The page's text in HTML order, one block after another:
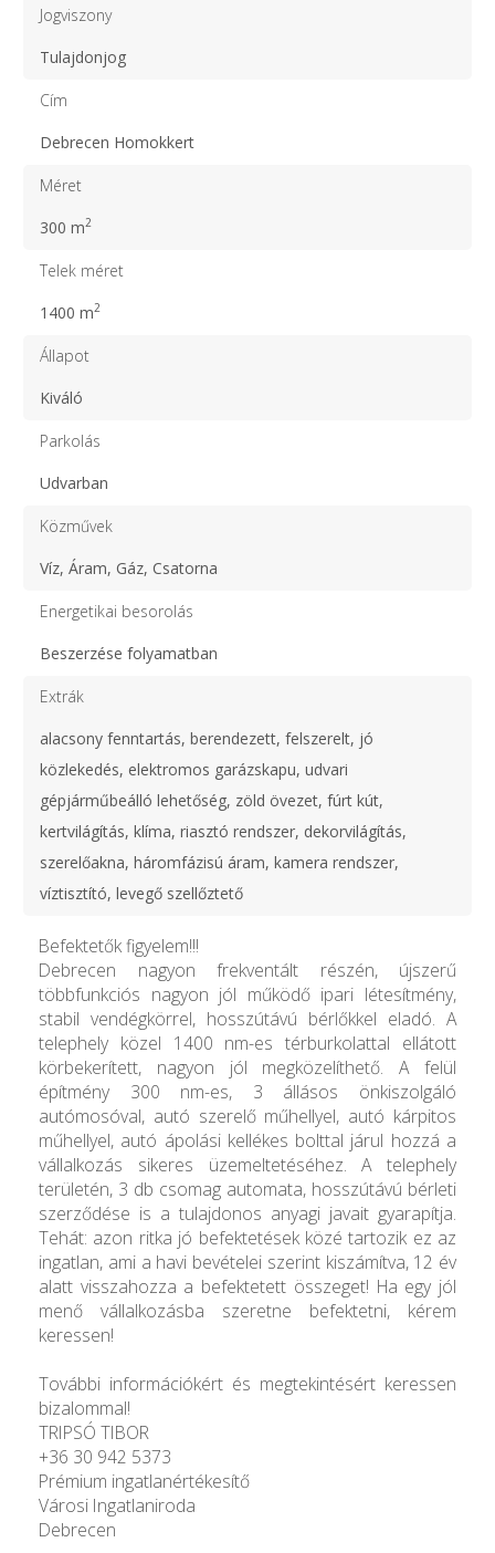
Jogviszony
Tulajdonjog
Cím
Debrecen Homokkert
Méret
300 m2
Telek méret
1400 m2
Állapot
Kiváló
Parkolás
Udvarban
Közművek
Víz, Áram, Gáz, Csatorna
Energetikai besorolás
Beszerzése folyamatban
Extrák
alacsony fenntartás, berendezett, felszerelt, jó
közlekedés, elektromos garázskapu, udvari
gépjárműbeálló lehetőség, zöld övezet, fúrt kút,
kertvilágítás, klíma, riasztó rendszer, dekorvilágítás,
szerelőakna, háromfázisú áram, kamera rendszer,
víztisztító, levegő szellőztető
Befektetők figyelem!!!
Debrecen nagyon frekventált részén, újszerű
többfunkciós nagyon jól működő ipari létesítmény,
stabil vendégkörrel, hosszútávú bérlőkkel eladó. A
telephely közel 1400 nm-es térburkolattal ellátott
körbekerített, nagyon jól megközelíthető. A felül
építmény 300 nm-es, 3 állásos önkiszolgáló
autómosóval, autó szerelő műhellyel, autó kárpitos
műhellyel, autó ápolási kellékes bolttal járul hozzá a
vállalkozás sikeres üzemeltetéséhez. A telephely
területén, 3 db csomag automata, hosszútávú bérleti
szerződése is a tulajdonos anyagi javait gyarapítja.
Tehát: azon ritka jó befektetések közé tartozik ez az
ingatlan, ami a havi bevételei szerint kiszámítva, 12 év
alatt visszahozza a befektetett összeget! Ha egy jól
menő vállalkozásba szeretne befektetni, kérem
keressen!
További információkért és megtekintésért keressen
bizalommal!
TRIPSÓ TIBOR
+36 30 942 5373
Prémium ingatlanértékesítő
Városi Ingatlaniroda
Debrecen